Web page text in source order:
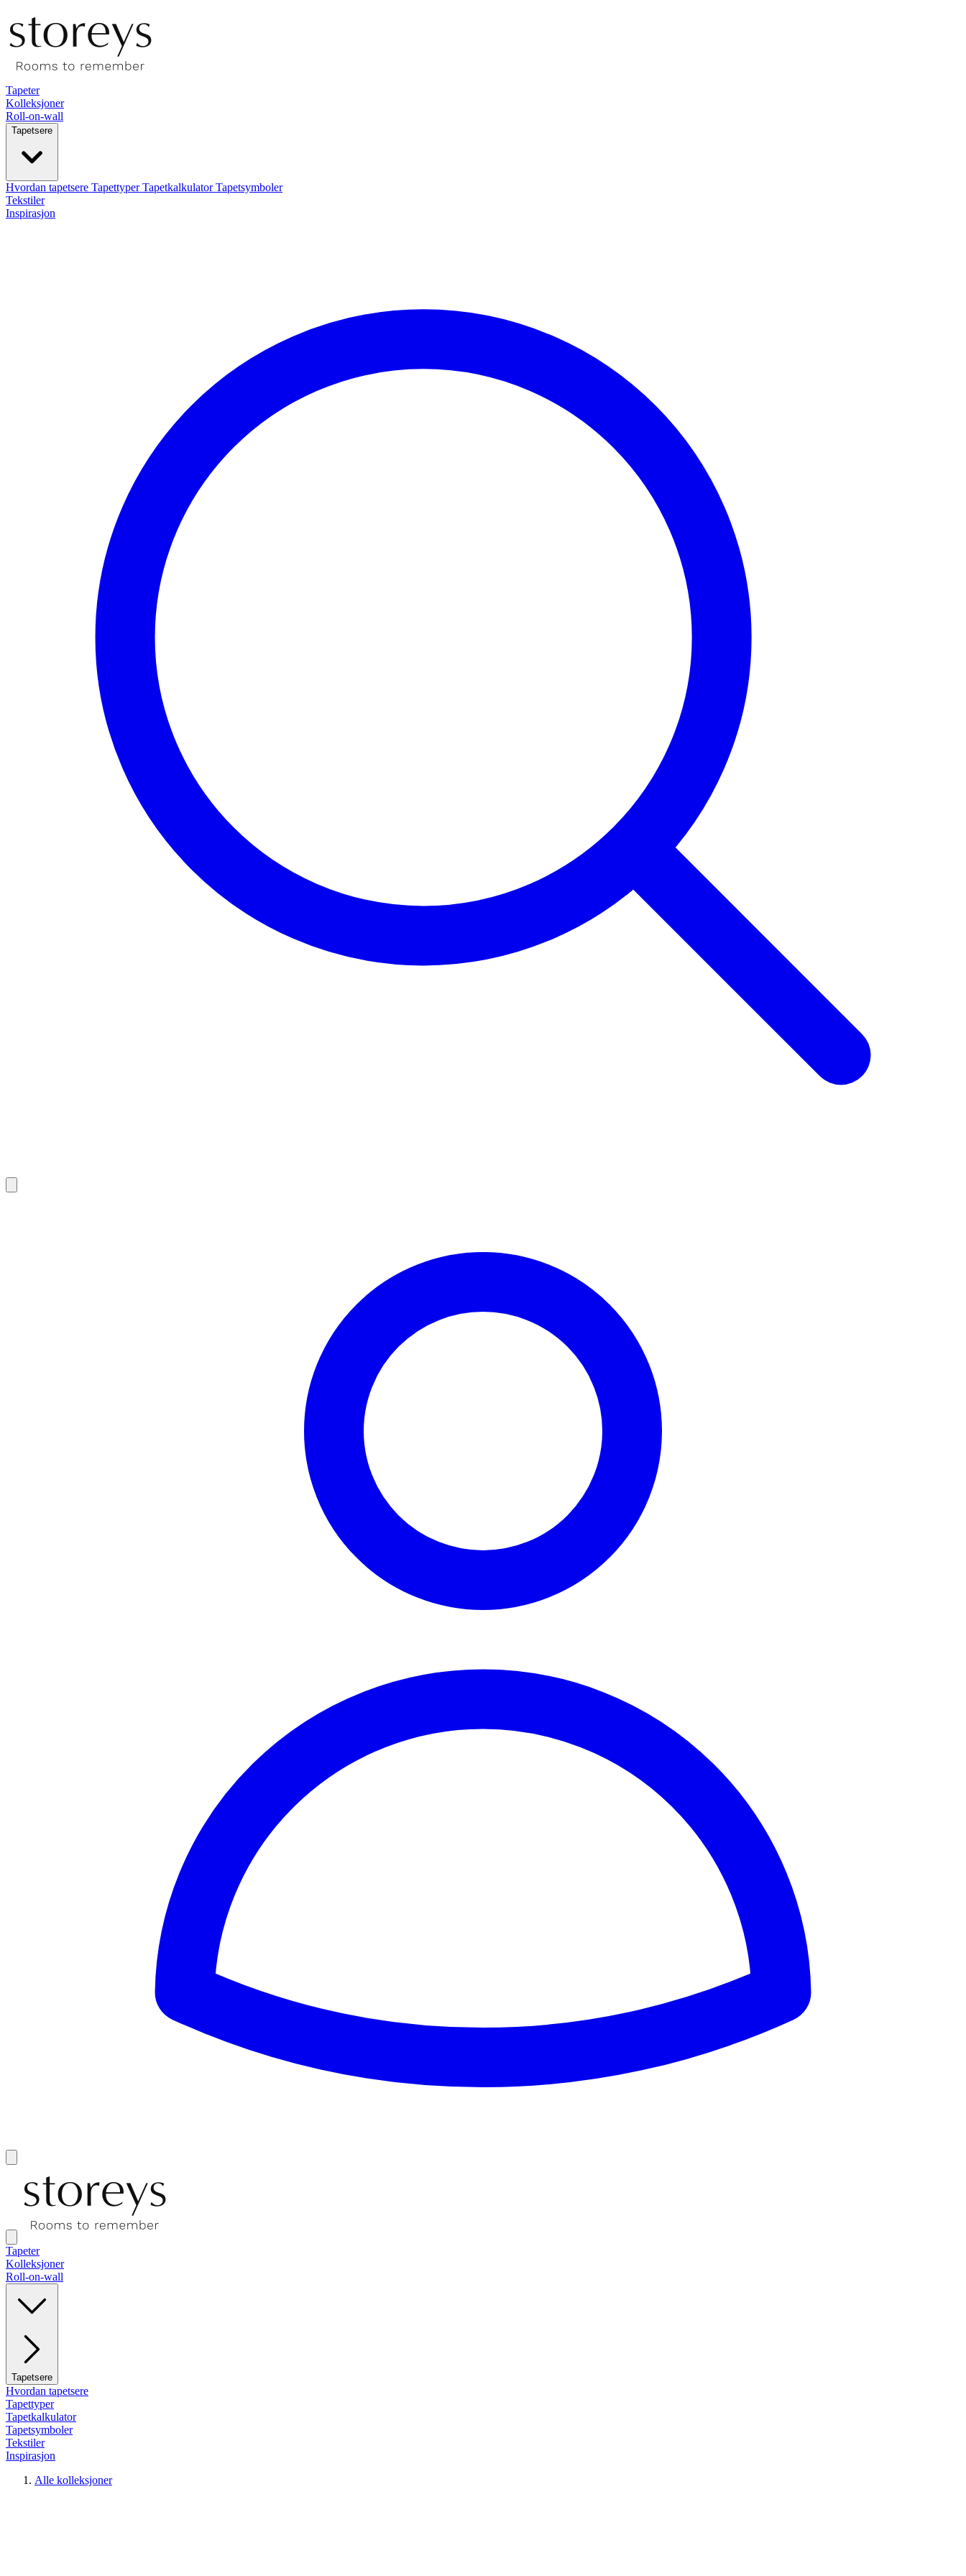
Tapeter
Kolleksjoner
Roll-on-wall
Tapetsere
Hvordan tapetsere TapettyperTapetkalkulatorTapetsymboler
Tekstiler
Inspirasjon
Tapeter
Kolleksjoner
Roll-on-wall
Tapetsere
Hvordan tapetsere
Tapettyper
Tapetkalkulator
Tapetsymboler
Tekstiler
Inspirasjon
Alle kolleksjoner